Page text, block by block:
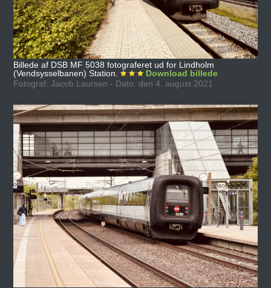
Billede af DSB MF 5038 fotograferet ud for Lindholm
(Vendsysselbanen) Station.
Download billede
Fotograf: Jacob Laursen - Dato: den 4. august 2021